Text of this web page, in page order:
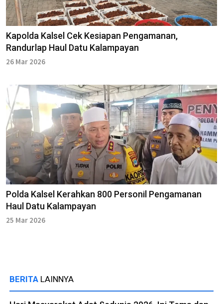
Kapolda Kalsel Cek Kesiapan Pengamanan,
Randurlap Haul Datu Kalampayan
26 Mar 2026
Polda Kalsel Kerahkan 800 Personil Pengamanan
Haul Datu Kalampayan
25 Mar 2026
BERITA LAINNYA